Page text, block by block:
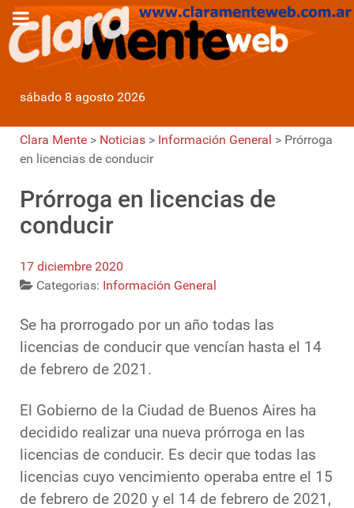
sábado 8 agosto 2026
Clara Mente > Noticias > Información General > Prórroga
en licencias de conducir
Prórroga en licencias de
conducir
17 diciembre 2020
Categorias: Información General
Se ha prorrogado por un año todas las
licencias de conducir que vencían hasta el 14
de febrero de 2021.
El Gobierno de la Ciudad de Buenos Aires ha
decidido realizar una nueva prórroga en las
licencias de conducir. Es decir que todas las
licencias cuyo vencimiento operaba entre el 15
de febrero de 2020 y el 14 de febrero de 2021,